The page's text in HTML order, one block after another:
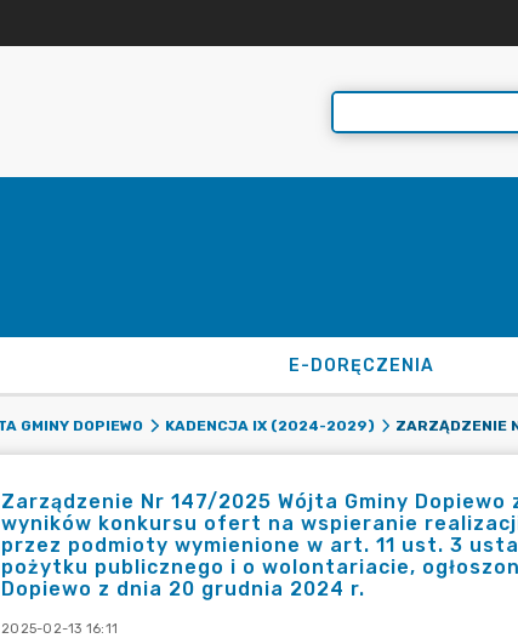
E-DORĘCZENIA
GMINY DOPIEWO KADENCJA IX (2024-2029)
Zarządzenie Nr 147/2025 Wójta Gminy
wyników konkursu ofert na wspieranie
przez podmioty wymienione w art. 11 ust. 3
pożytku publicznego i o wolontariacie,
Dopiewo z dnia 20 grudnia 2024 r.
2025-02-13 16:11